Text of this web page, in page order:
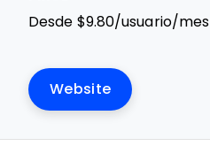
Desde $9.80/usuario/mes
Website